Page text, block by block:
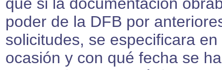
poder de la DFB por
solicitudes, se especificara en
ocasión y con qué fecha se